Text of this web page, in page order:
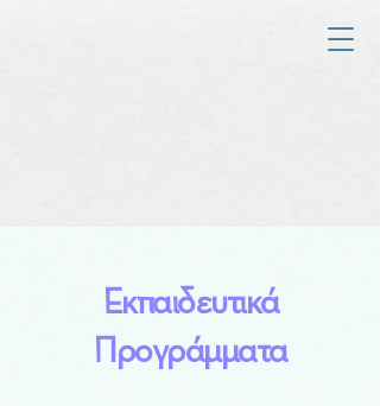
Εκπαιδευτικά
Προγράμματα